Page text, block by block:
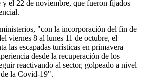
y el 22 de noviembre, que fueron fijados
"con la incorporación del fin de
viernes 8 al lunes 11 de octubre, el
las escapadas turísticas en primavera
desde la recuperación de los
reactivando al sector, golpeado a nivel
la Covid-19".